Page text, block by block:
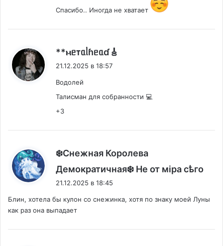
Спасибо.. Иногда не хватает
**ⲙᥱᴛᥲᥣɦᥱᥲɗ🎸
21.12.2025 в 18:57
Водолей
Талисман для собранности 💻
+3
❄️Снежная Королева
Демократичная❄️ Не от мiра сѣго
21.12.2025 в 18:45
Блин, хотела бы кулон со снежинка, хотя по знаку моей Луны
как раз она выпадает